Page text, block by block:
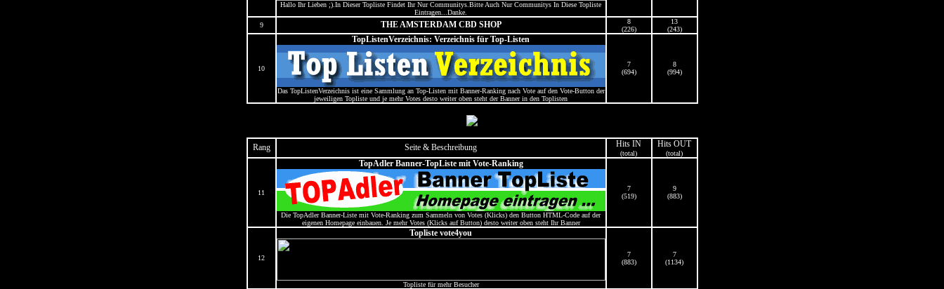
Hallo Ihr Lieben ;).In Dieser Topliste Findet Ihr Nur Communitys.Bitte Auch Nur Communitys In Diese Topliste
Eintragen...Danke.
9 THE AMSTERDAM CBD SHOP
8
(226)
13
(243)
10
TopListenVerzeichnis: Verzeichnis für Top-Listen
Das TopListenVerzeichnis ist eine Sammlung an Top-Listen mit Banner-Ranking nach Vote auf den Vote-Button der
jeweiligen Topliste und je mehr Votes desto weiter oben steht der Banner in den Toplisten
7
(694)
8
(994)
Rang Seite & Beschreibung Hits IN
(total)
Hits OUT
(total)
11
TopAdler Banner-TopListe mit Vote-Ranking
Die TopAdler Banner-Liste mit Vote-Ranking zum Sammeln von Votes (Klicks) den Button HTML-Code auf der
eigenen Homepage einbauen. Je mehr Votes (Klicks auf Button) desto weiter oben steht Ihr Banner
7
(519)
9
(883)
12
Topliste vote4you
Topliste für mehr Besucher
7
(883)
7
(1134)